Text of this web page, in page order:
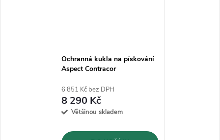
Ochranná kukla na pískování
Aspect Contracor
6 851 Kč bez DPH
8 290 Kč
Většinou skladem